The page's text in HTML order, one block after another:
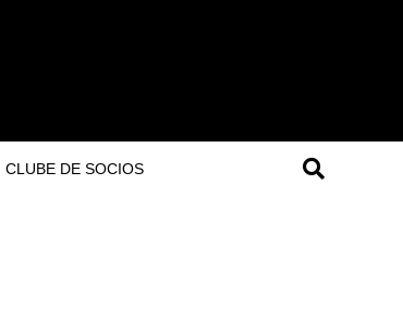
CLUBE DE SOCIOS